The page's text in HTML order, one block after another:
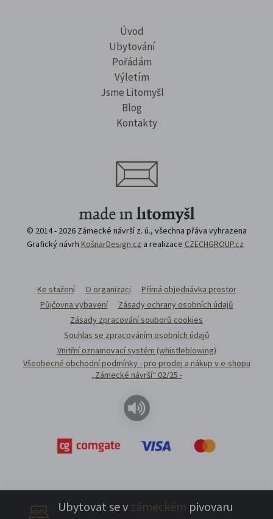
Ubytovat se v zámeckém pivovaru
Úvod
Ubytování
Pořádám
Výletím
Jsme Litomyšl
Blog
Kontakty
© 2014 - 2026 Zámecké návrší z. ú., všechna přáva vyhrazena
Grafický návrh KošnarDesign.cz a realizace CZECHGROUP.cz
Ke stažení O organizaci
Přímá objednávka prostor
Půjčovna vybavení
Zásady ochrany osobních údajů
Zásady zpracování souborů cookies
Souhlas se zpracováním osobních údajů
Vnitřní oznamovací systém (whistleblowing)
Všeobecné obchodní podmínky - pro prodej a nákup v e-shopu
„Zámecké návrší“ 02/25 -